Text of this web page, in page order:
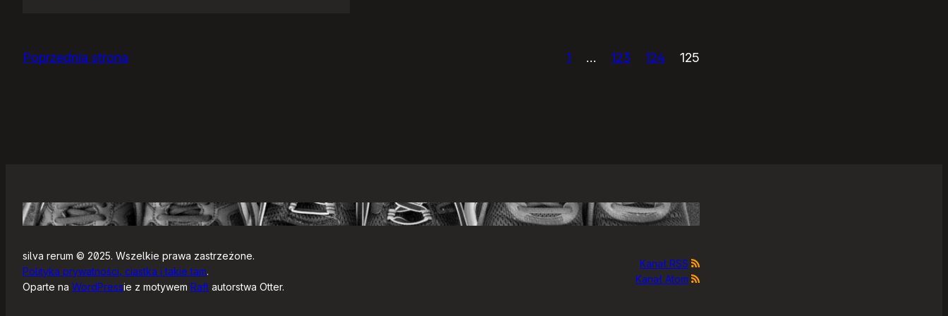
Poprzednia strona 1 … 123 124 125
silva rerum © 2025. Wszelkie prawa zastrzeżone.
Polityka prywatności, ciastka i takie tam.
Oparte na WordPressie z motywem Raft autorstwa Otter.
Kanał RSS
Kanał Atom